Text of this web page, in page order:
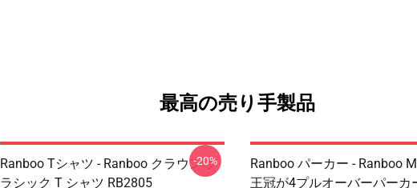
最高の売り手製品
Ranboo Tシャツ - Ranboo クラウン ク
ラシック T シャツ RB2805
-20%
Ranboo パーカー - Ranboo
王冠が4プルオーバーパーカ